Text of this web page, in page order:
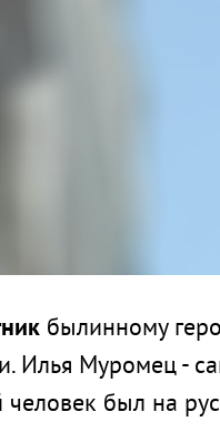
былинному
Илья Муромец -
был на